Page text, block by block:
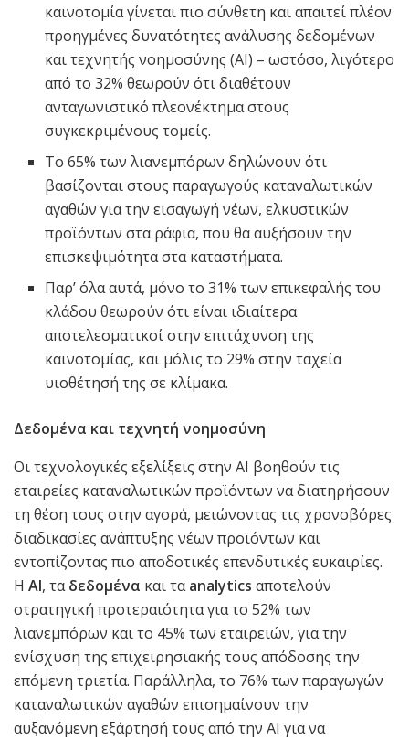
καινοτομία γίνεται πιο σύνθετη και απαιτεί πλέον
προηγμένες δυνατότητες ανάλυσης δεδομένων
και τεχνητής νοημοσύνης (AI) – ωστόσο, λιγότερο
από το 32% θεωρούν ότι διαθέτουν
ανταγωνιστικό πλεονέκτημα στους
συγκεκριμένους τομείς.
Το 65% των λιανεμπόρων δηλώνουν ότι
βασίζονται στους παραγωγούς καταναλωτικών
αγαθών για την εισαγωγή νέων, ελκυστικών
προϊόντων στα ράφια, που θα αυξήσουν την
επισκεψιμότητα στα καταστήματα.
Παρ’ όλα αυτά, μόνο το 31% των επικεφαλής του
κλάδου θεωρούν ότι είναι ιδιαίτερα
αποτελεσματικοί στην επιτάχυνση της
καινοτομίας, και μόλις το 29% στην ταχεία
υιοθέτησή της σε κλίμακα.
Δεδομένα και τεχνητή νοημοσύνη
Οι τεχνολογικές εξελίξεις στην AI βοηθούν τις
εταιρείες καταναλωτικών προϊόντων να διατηρήσουν
τη θέση τους στην αγορά, μειώνοντας τις χρονοβόρες
διαδικασίες ανάπτυξης νέων προϊόντων και
εντοπίζοντας πιο αποδοτικές επενδυτικές ευκαιρίες.
Η AI, ταδεδομένα και ταanalytics αποτελούν
στρατηγική προτεραιότητα για το 52% των
λιανεμπόρων και το 45% των εταιρειών, για την
ενίσχυση της επιχειρησιακής τους απόδοσης την
επόμενη τριετία. Παράλληλα, το 76% των παραγωγών
καταναλωτικών αγαθών επισημαίνουν την
αυξανόμενη εξάρτησή τους από την AI για να